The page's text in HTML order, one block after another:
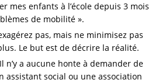
mes enfants à l’école depuis 3 mois
de mobilité ».
pas, mais ne minimisez pas
Le but est de décrire la réalité.
Il n’y a aucune honte à demander de
assistant social ou une association